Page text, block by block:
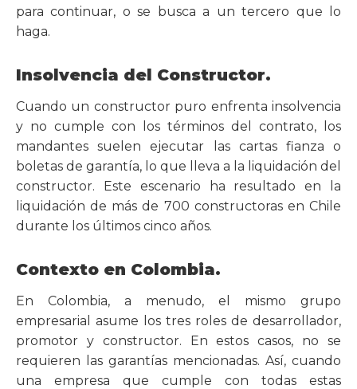
para continuar, o se busca a un tercero que lo
haga.
Insolvencia del Constructor.
Cuando un constructor puro enfrenta insolvencia
y no cumple con los términos del contrato, los
mandantes suelen ejecutar las cartas fianza o
boletas de garantía, lo que lleva a la liquidación del
constructor. Este escenario ha resultado en la
liquidación de más de 700 constructoras en Chile
durante los últimos cinco años.
Contexto en Colombia.
En Colombia, a menudo, el mismo grupo
empresarial asume los tres roles de desarrollador,
promotor y constructor. En estos casos, no se
requieren las garantías mencionadas. Así, cuando
una empresa que cumple con todas estas